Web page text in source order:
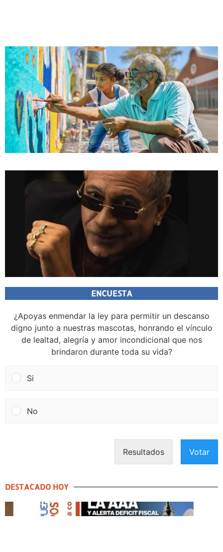
ENCUESTA
¿Apoyas enmendar la ley para permitir un descanso
digno junto a nuestras mascotas, honrando el vínculo
de lealtad, alegría y amor incondicional que nos
brindaron durante toda su vida?
Si
No
Resultados Votar
DESTACADO HOY